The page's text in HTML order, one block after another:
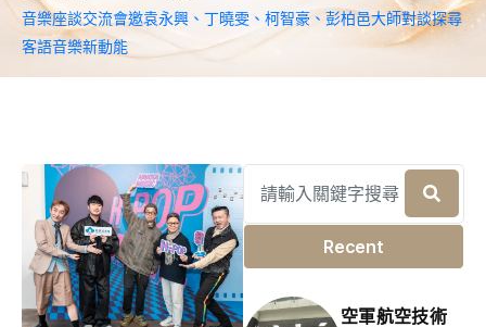
音樂座談交流會邀袁永興、丁曉雯、柯智豪、彭柏邑大師對談探尋
客語音樂新動能
Recent
空軍航空技術